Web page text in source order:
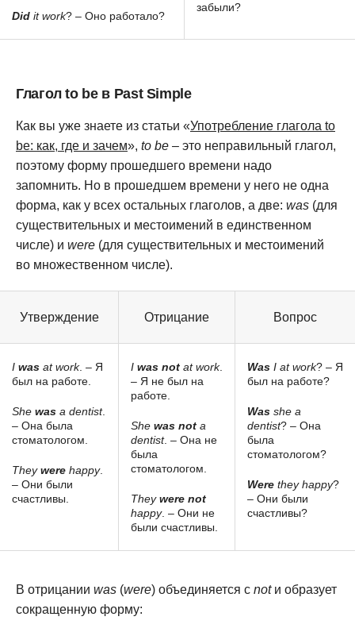
Did it work? – Оно работало?
забыли?
Глагол to be в Past Simple
Как вы уже знаете из статьи «Употребление глагола to
be: как, где и зачем», to be – это неправильный глагол,
поэтому форму прошедшего времени надо
запомнить. Но в прошедшем времени у него не одна
форма, как у всех остальных глаголов, а две: was (для
существительных и местоимений в единственном
числе) и were (для существительных и местоимений
во множественном числе).
Утверждение Отрицание Вопрос
I was at work. – Я
был на работе.
She was a dentist.
– Она была
стоматологом.
Theywere happy.
– Они были
счастливы.
I was not at work.
– Я не был на
работе.
She was not a
dentist. – Она не
была
стоматологом.
Theywere not
happy. – Они не
были счастливы.
Was I at work? – Я
был на работе?
Was she a
dentist? – Она
была
стоматологом?
Were they happy?
– Они были
счастливы?
В отрицании was (were) объединяется с notи образует
сокращенную форму: